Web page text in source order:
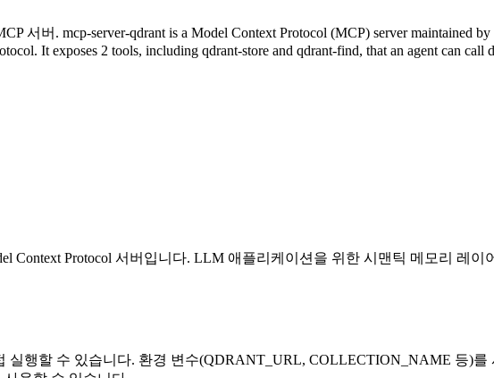
서버. mcp-server-qdrant is a Model Context Protocol (MCP) server maintained by
It exposes 2 tools, including qdrant-store and qdrant-find, that an agent can
Context Protocol 서버입니다. LLM 애플리케이션을 위한 시맨틱 메모리 레
실행할 수 있습니다. 환경 변수(QDRANT_URL, COLLECTION_NAME 등)를